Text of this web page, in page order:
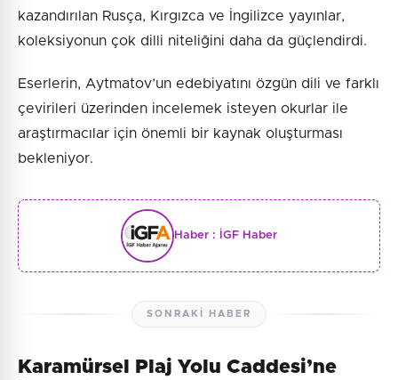
kazandırılan Rusça, Kırgızca ve İngilizce yayınlar,
koleksiyonun çok dilli niteliğini daha da güçlendirdi.
Eserlerin, Aytmatov’un edebiyatını özgün dili ve farklı
çevirileri üzerinden incelemek isteyen okurlar ile
araştırmacılar için önemli bir kaynak oluşturması
bekleniyor.
Haber : İGF Haber
SONRAKI HABER
Karamürsel Plaj Yolu Caddesi’ne